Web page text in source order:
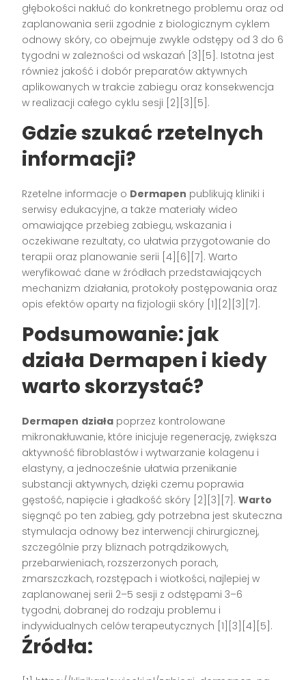
głębokości nakłuć do konkretnego problemu oraz od
zaplanowania serii zgodnie z biologicznym cyklem
odnowy skóry, co obejmuje zwykle odstępy od 3 do 6
tygodni w zależności od wskazań [3][5]. Istotna jest
również jakość i dobór preparatów aktywnych
aplikowanych w trakcie zabiegu oraz konsekwencja
w realizacji całego cyklu sesji [2][3][5].
Gdzie szukać rzetelnych
informacji?
Rzetelne informacje o Dermapen publikują kliniki i
serwisy edukacyjne, a także materiały wideo
omawiające przebieg zabiegu, wskazania i
oczekiwane rezultaty, co ułatwia przygotowanie do
terapii oraz planowanie serii [4][6][7]. Warto
weryfikować dane w źródłach przedstawiających
mechanizm działania, protokoły postępowania oraz
opis efektów oparty na fizjologii skóry [1][2][3][7].
Podsumowanie: jak
działa Dermapen i kiedy
warto skorzystać?
Dermapen działa poprzez kontrolowane
mikronakłuwanie, które inicjuje regenerację, zwiększa
aktywność fibroblastów i wytwarzanie kolagenu i
elastyny, a jednocześnie ułatwia przenikanie
substancji aktywnych, dzięki czemu poprawia
gęstość, napięcie i gładkość skóry [2][3][7].Warto
sięgnąć po ten zabieg, gdy potrzebna jest skuteczna
stymulacja odnowy bez interwencji chirurgicznej,
szczególnie przy bliznach potrądzikowych,
przebarwieniach, rozszerzonych porach,
zmarszczkach, rozstępach i wiotkości, najlepiej w
zaplanowanej serii 2–5 sesji z odstępami 3–6
tygodni, dobranej do rodzaju problemu i
indywidualnych celów terapeutycznych [1][3][4][5].
Źródła: